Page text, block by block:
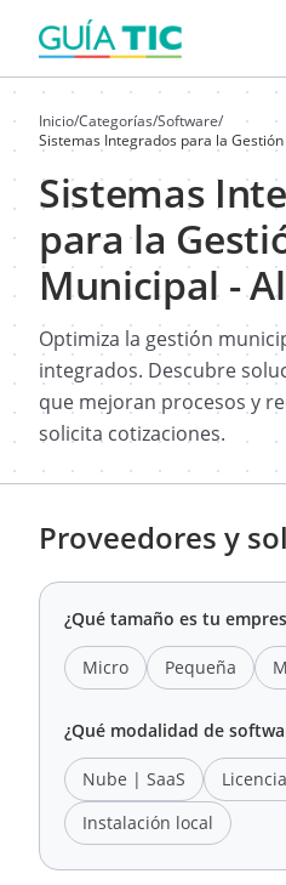
Inicio/Categorías/Software/
Sistemas Integrados para la
Sistemas
para la
Municipal -
Optimiza la gestión
integrados. Descubre
que mejoran procesos y
solicita cotizaciones.
Proveedores y
¿Qué tamaño es tu
Micro Pequeña
¿Qué modalidad de
Nube | SaaS
Instalación local